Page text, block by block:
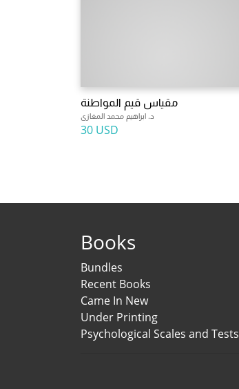
مقياس قيم المواطنة
د. ابراهيم محمد المغازى
30 USD
Books
Bundles
Recent Books
Came In New
Under Printing
Psychological Scales and Tests